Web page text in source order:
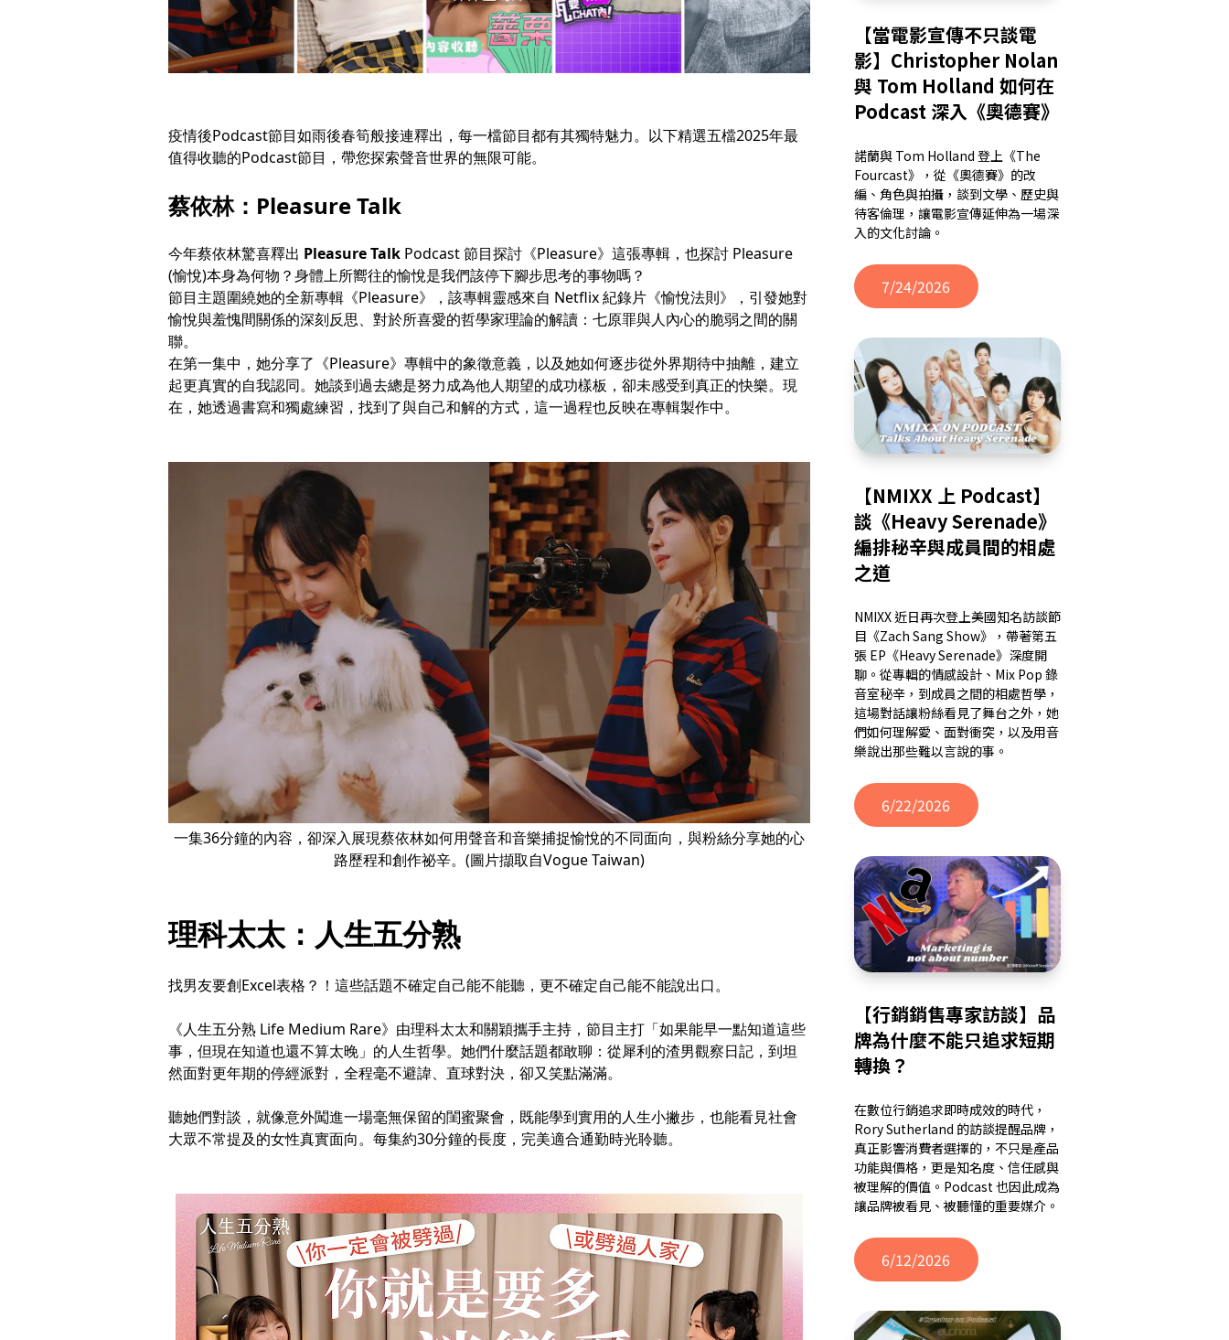
疫情後Podcast節目如雨後春筍般接連釋出，每一檔節目都有其獨特魅力。以下精選五檔2025年最
值得收聽的Podcast節目，帶您探索聲音世界的無限可能。
蔡依林：Pleasure Talk
今年蔡依林驚喜釋出 Pleasure Talk Podcast 節目探討《Pleasure》這張專輯，也探討 Pleasure
(愉悅)本身為何物？身體上所嚮往的愉悅是我們該停下腳步思考的事物嗎？
節目主題圍繞她的全新專輯《Pleasure》，該專輯靈感來自 Netflix 紀錄片《愉悅法則》，引發她對
愉悅與羞愧間關係的深刻反思、對於所喜愛的哲學家理論的解讀：七原罪與人內心的脆弱之間的關
聯。
在第一集中，她分享了《Pleasure》專輯中的象徵意義，以及她如何逐步從外界期待中抽離，建立
起更真實的自我認同。她談到過去總是努力成為他人期望的成功樣板，卻未感受到真正的快樂。現
在，她透過書寫和獨處練習，找到了與自己和解的方式，這一過程也反映在專輯製作中。
一集36分鐘的內容，卻深入展現蔡依林如何用聲音和音樂捕捉愉悅的不同面向，與粉絲分享她的心
路歷程和創作祕辛。(圖片擷取自Vogue Taiwan)
理科太太：人生五分熟
找男友要創Excel表格？！這些話題不確定自己能不能聽，更不確定自己能不能說出口。
《人生五分熟 Life Medium Rare》由理科太太和關穎攜手主持，節目主打「如果能早一點知道這些
事，但現在知道也還不算太晚」的人生哲學。她們什麼話題都敢聊：從犀利的渣男觀察日記，到坦
然面對更年期的停經派對，全程毫不避諱、直球對決，卻又笑點滿滿。
聽她們對談，就像意外闖進一場毫無保留的閨蜜聚會，既能學到實用的人生小撇步，也能看見社會
大眾不常提及的女性真實面向。每集約30分鐘的長度，完美適合通勤時光聆聽。
【當電影宣傳不只談電
影】Christopher Nolan
與 Tom Holland 如何在
Podcast 深入《奧德賽》
諾蘭與 Tom Holland 登上《The
Fourcast》，從《奧德賽》的改
編、角色與拍攝，談到文學、歷史與
待客倫理，讓電影宣傳延伸為一場深
入的文化討論。
7/24/2026
【NMIXX 上 Podcast】
談《Heavy Serenade》
編排秘辛與成員間的相處
之道
NMIXX 近日再次登上美國知名訪談節
目《Zach Sang Show》，帶著第五
張 EP《Heavy Serenade》深度開
聊。從專輯的情感設計、Mix Pop 錄
音室秘辛，到成員之間的相處哲學，
這場對話讓粉絲看見了舞台之外，她
們如何理解愛、面對衝突，以及用音
樂說出那些難以言說的事。
6/22/2026
【行銷銷售專家訪談】品
牌為什麼不能只追求短期
轉換？
在數位行銷追求即時成效的時代，
Rory Sutherland 的訪談提醒品牌，
真正影響消費者選擇的，不只是產品
功能與價格，更是知名度、信任感與
被理解的價值。Podcast 也因此成為
讓品牌被看見、被聽懂的重要媒介。
6/12/2026